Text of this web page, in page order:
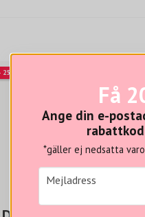
25%
Få
Ange din e-
*gäller ej nedsatta
email
Mejladress